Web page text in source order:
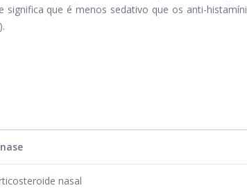
significa que é menos sedativo que os anti-
nasal